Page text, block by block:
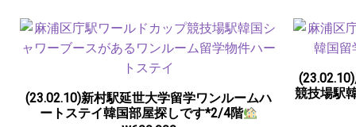
(23.02.10)新村駅延世大学留学ワンルームハ
ートステイ韓国部屋探しです*2/4階
競技場駅